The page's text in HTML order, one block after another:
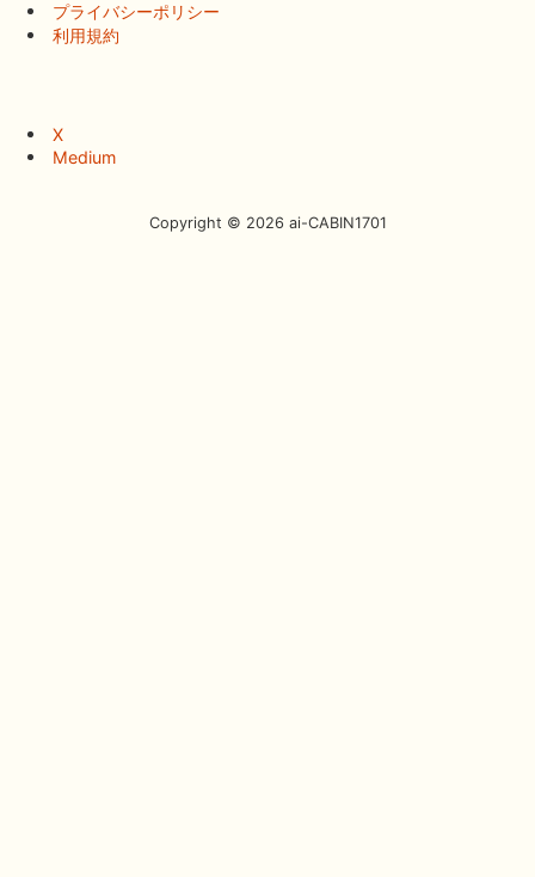
プライバシーポリシー
利用規約
X
Medium
Copyright © 2026 ai-CABIN1701